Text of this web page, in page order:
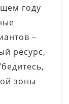
году
–
ресурс,
зоны